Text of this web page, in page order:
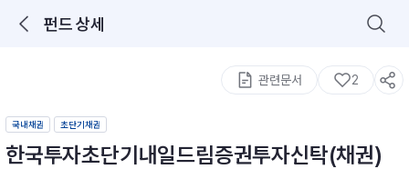
펀드 상세
구성종목 검색
관련문서 2
국내채권 초단기채권
한국투자초단기내일드림증권투자신탁(채권)